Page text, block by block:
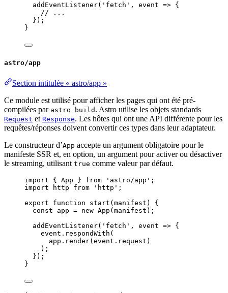
addEventListener( ' fetch ' , event => {
// ...
});
}
astro/app
Section intitulée « astro/app »
Ce module est utilisé pour afficher les pages qui ont été pré-
compilées par astro build . Astro utilise les objets standards
Request et Response. Les hôtes qui ont une API différente pour les
requêtes/réponses doivent convertir ces types dans leur adaptateur.
Le constructeur d’App accepte un argument obligatoire pour le
manifeste SSR et, en option, un argument pour activer ou désactiver
le streaming, utilisant true comme valeur par défaut.
import { App } from ' astro/app ' ;
import http from ' http ' ;
export
function start ( manifest )
{
const app = new App ( manifest );
addEventListener( ' fetch ' , event => {
event . respondWith (
app . render( event . request )
);
});
}